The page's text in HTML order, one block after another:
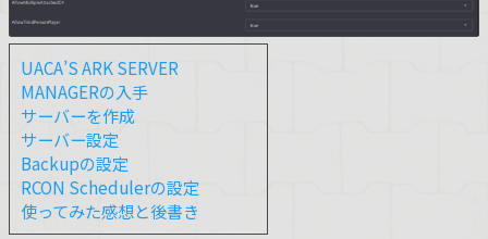
UACA’S ARK SERVER
MANAGERの入手
サーバーを作成
サーバー設定
Backupの設定
RCON Schedulerの設定
使ってみた感想と後書き